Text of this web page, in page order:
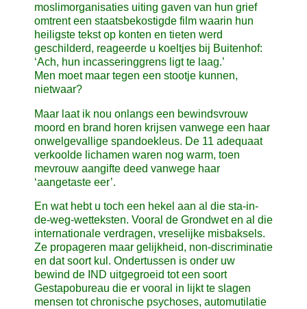
moslimorganisaties uiting gaven van hun grief
omtrent een staatsbekostigde film waarin hun
heiligste tekst op konten en tieten werd
geschilderd, reageerde u koeltjes bij Buitenhof:
‘Ach, hun incasseringgrens ligt te laag.’
Men moet maar tegen een stootje kunnen,
nietwaar?
Maar laat ik nou onlangs een bewindsvrouw
moord en brand horen krijsen vanwege een haar
onwelgevallige spandoekleus. De 11 adequaat
verkoolde lichamen waren nog warm, toen
mevrouw aangifte deed vanwege haar
‘aangetaste eer’.
En wat hebt u toch een hekel aan al die sta-in-
de-weg-wetteksten. Vooral de Grondwet en al die
internationale verdragen, vreselijke misbaksels.
Ze propageren maar gelijkheid, non-discriminatie
en dat soort kul. Ondertussen is onder uw
bewind de IND uitgegroeid tot een soort
Gestapobureau die er vooral in lijkt te slagen
mensen tot chronische psychoses, automutilatie